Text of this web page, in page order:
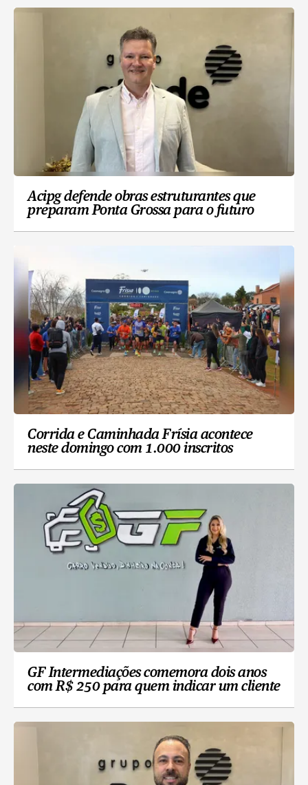
Acipg defende obras estruturantes que
preparam Ponta Grossa para o futuro
Corrida e Caminhada Frísia acontece
neste domingo com 1.000 inscritos
GF Intermediações comemora dois anos
com R$ 250 para quem indicar um cliente